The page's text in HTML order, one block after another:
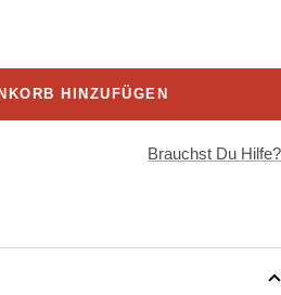
HINZUFÜGEN
Brauchst Du Hilfe?